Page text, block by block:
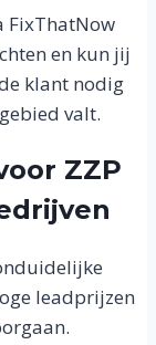
FixThatNow
en kun jij
klant nodig
valt.
ZZP
leadprijzen